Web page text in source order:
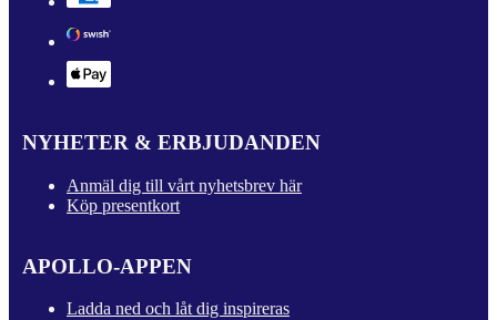
NYHETER & ERBJUDANDEN
Anmäl dig till vårt nyhetsbrev här
Köp presentkort
APOLLO-APPEN
Ladda ned och låt dig inspireras